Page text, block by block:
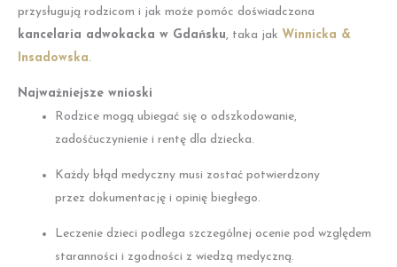
przysługują rodzicom i jak może pomóc doświadczona
kancelaria adwokacka w Gdańsku, taka jak Winnicka &
Insadowska.
Najważniejsze wnioski
Rodzice mogą ubiegać się o odszkodowanie,
zadośćuczynienie i rentę dla dziecka.
Każdy błąd medyczny musi zostać potwierdzony
przez dokumentację i opinię biegłego.
Leczenie dzieci podlega szczególnej ocenie pod względem
staranności i zgodności z wiedzą medyczną.